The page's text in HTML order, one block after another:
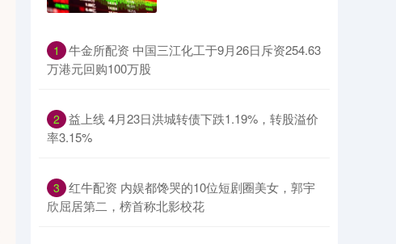
1
​牛金所配资 中国三江化工于9月26日斥资254.63
万港元回购100万股
2 ​益上线 4月23日洪城转债下跌1.19%，转股溢价
率3.15%
3 ​红牛配资 内娱都馋哭的10位短剧圈美女，郭宇
欣屈居第二，榜首称北影校花